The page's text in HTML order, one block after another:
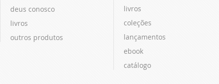
deus conosco
livros
outros produtos
livros
coleções
lançamentos
ebook
catálogo